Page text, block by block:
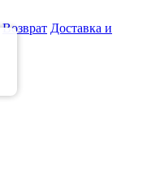
Возврат Доставка и